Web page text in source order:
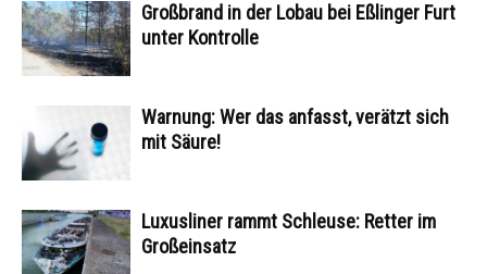
Großbrand in der Lobau bei Eßlinger Furt
unter Kontrolle
Warnung: Wer das anfasst, verätzt sich
mit Säure!
Luxusliner rammt Schleuse: Retter im
Großeinsatz